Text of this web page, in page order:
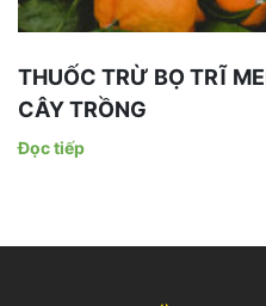
THUỐC TRỪ BỌ TRĨ
CÂY TRỒNG
Đọc tiếp